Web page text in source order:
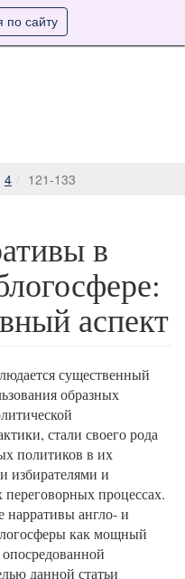
по сайту
4 121-133
в
аспект
существенный
образных
стали своего рода
политиков в их
избирателями и
процессах.
нарративы англо- и
как мощный
данной статьи